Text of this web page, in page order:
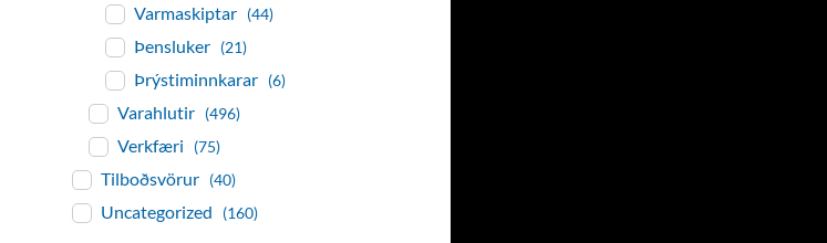
Varmaskiptar (44)
Þensluker (21)
Þrýstiminnkarar (6)
Varahlutir (496)
Verkfæri (75)
Tilboðsvörur (40)
Uncategorized (160)